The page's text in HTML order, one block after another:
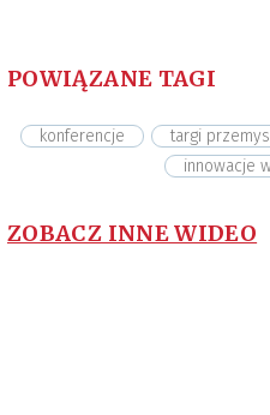
POWIĄZANE TAGI
konferencje targi
innowacje
ZOBACZ INNE WIDEO